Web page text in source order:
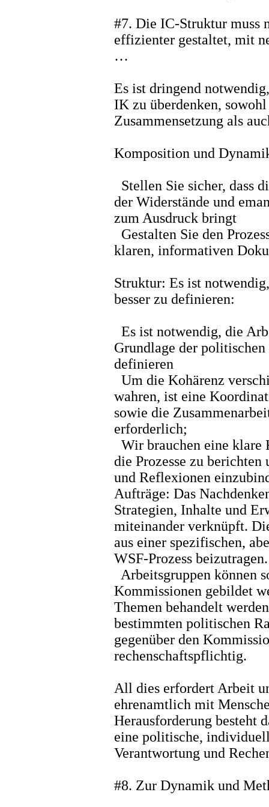
#7. Die IC-Struktur muss
effizienter gestaltet, mit
…
Es ist dringend
IK zu überdenken,
Zusammensetzung als
Komposition und
Stellen Sie sicher, dass
der Widerstände und
zum Ausdruck bringt
Gestalten Sie den
klaren, informativen
Struktur: Es ist
besser zu definieren:
Es ist notwendig, die
Grundlage der
definieren
Um die Kohärenz
wahren, ist eine
sowie die
erforderlich;
Wir brauchen eine
die Prozesse zu
und Reflexionen
Aufträge: Das
Strategien, Inhalte und
miteinander verknüpft.
aus einer spezifischen,
WSF-Prozess beizutragen.
Arbeitsgruppen können
Kommissionen gebildet
Themen behandelt
bestimmten politischen
gegenüber den
rechenschaftspflichtig.
All dies erfordert Arbeit
ehrenamtlich mit
Herausforderung besteht
eine politische,
Verantwortung und
#8. Zur Dynamik und